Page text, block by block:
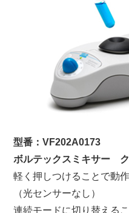
型番：VF202A0173
ボルテックスミキサー
軽く押しつけることで動
（光センサーなし）
連続モードに切り替える